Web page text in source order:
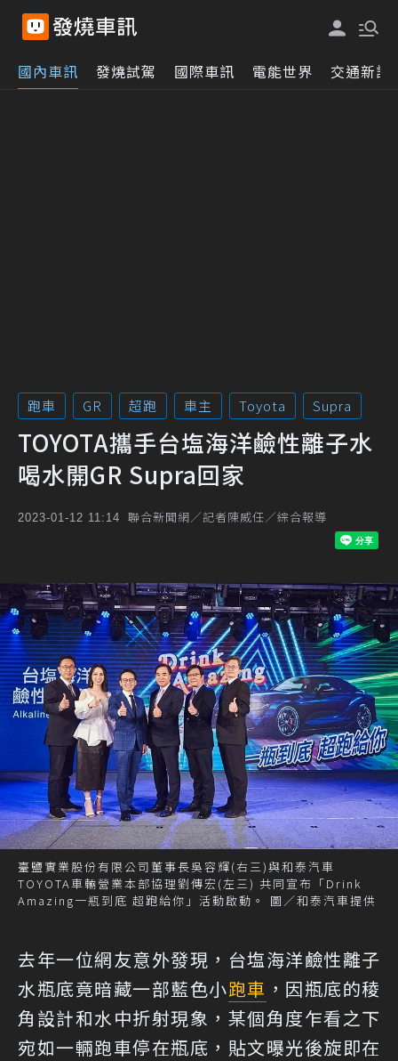
國內車訊 發燒試駕 國際車訊 電能世界 交通新訊
跑車 GR 超跑 車主 Toyota Supra
TOYOTA攜手台塩海洋鹼性離子水
喝水開GR Supra回家
2023-01-12 11:14 聯合新聞網／記者陳威任／綜合報導
臺鹽實業股份有限公司董事長吳容輝(右三)與和泰汽車
TOYOTA車輛營業本部協理劉傳宏(左三) 共同宣布「Drink
Amazing一瓶到底 超跑給你」活動啟動。 圖／和泰汽車提供
去年一位網友意外發現，台塩海洋鹼性離子
水瓶底竟暗藏一部藍色小跑車 ，因瓶底的稜
角設計和水中折射現象，某個角度乍看之下
宛如一輛跑車停在瓶底，貼文曝光後旋即在